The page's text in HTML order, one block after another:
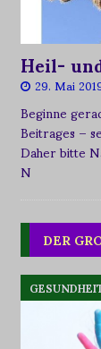
Heil-
29. Mai
Beginne
Beitrages –
Daher bitte
N
DER